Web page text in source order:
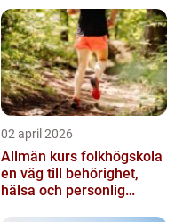
02 april 2026
Allmän kurs folkhögskola
en väg till behörighet,
hälsa och personlig